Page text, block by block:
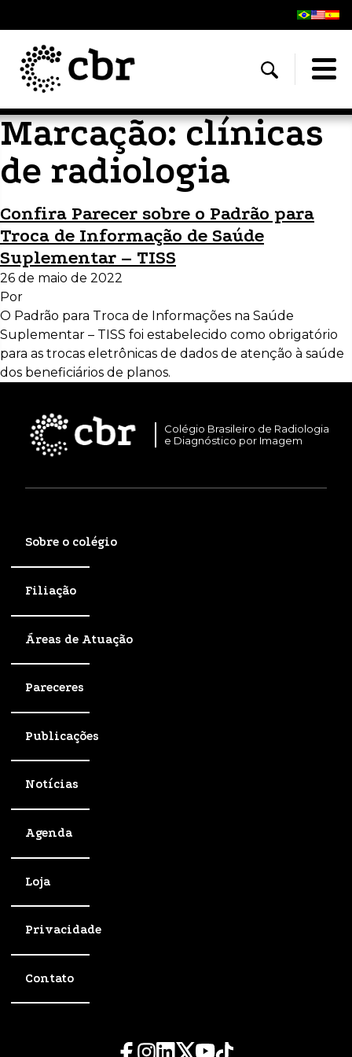
Marcação:clínicas
de radiologia
Confira Parecer sobre o Padrão para
Troca de Informação de Saúde
Suplementar – TISS
26 de maio de 2022
Por
O Padrão para Troca de Informações na Saúde
Suplementar – TISS foi estabelecido como obrigatório
para as trocas eletrônicas de dados de atenção à saúde
dos beneficiários de planos.
Colégio Brasileiro de Radiologia
e Diagnóstico por Imagem
Sobre o colégio
Filiação
Áreas de Atuação
Pareceres
Publicações
Notícias
Agenda
Loja
Privacidade
Contato